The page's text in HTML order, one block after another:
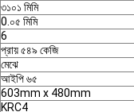
৩১০১ মিমি
0.০৫ মিমি
6
প্রায় ৫৪৯ কেজি
মেঝে
আইপি ৬৫
603mm x 480mm
KRC4